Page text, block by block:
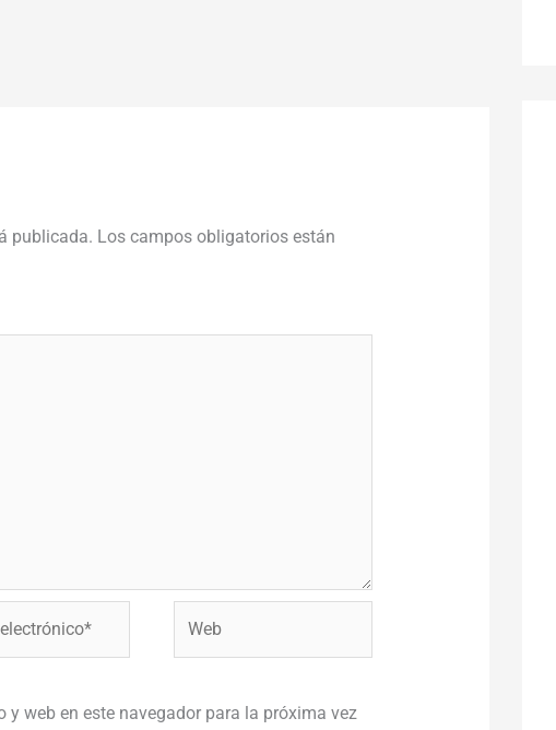
publicada. Los campos obligatorios están
y web en este navegador para la próxima vez